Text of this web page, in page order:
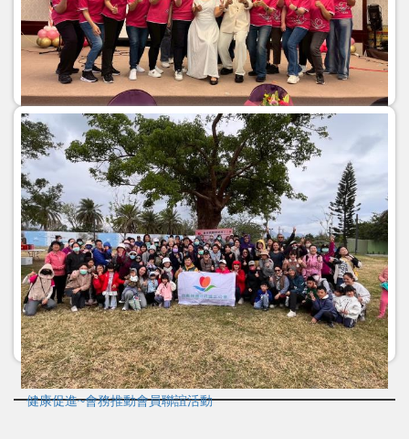
5/9(w五)114年護師節慶祝大會暨頒獎聯誼活動
健康促進~會務推動會員聯誼活動